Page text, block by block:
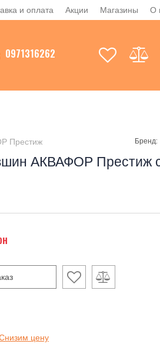
и оплата Акции Магазины О
0971316262
Престиж Бренд:
АКВАФОР Престиж
цену